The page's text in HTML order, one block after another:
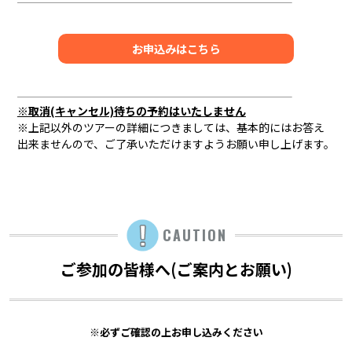
お申込みはこちら
※取消(キャンセル)待ちの予約はいたしません
※上記以外のツアーの詳細につきましては、基本的にはお答え
出来ませんので、ご了承いただけますようお願い申し上げます。
CAUTION
ご参加の皆様へ(ご案内とお願い)
※必ずご確認の上お申し込みください